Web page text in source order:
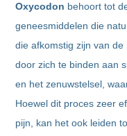
Oxycodon behoort tot
geneesmiddelen die
die afkomstig zijn van
door zich te binden aan
en het zenuwstelsel,
Hoewel dit proces zeer
pijn, kan het ook leiden